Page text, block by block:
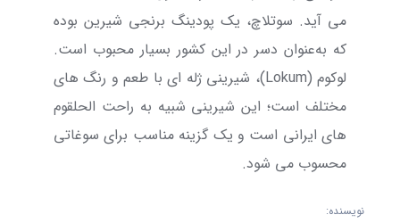
می آید. سوتلاچ، یک پودینگ برنجی شیرین بوده
که به‌عنوان دسر در این کشور بسیار محبوب است.
لوکوم (Lokum)، شیرینی ژله ای با طعم و رنگ های
مختلف است؛ این شیرینی شبیه به راحت الحلقوم
های ایرانی است و یک گزینه مناسب برای سوغاتی
محسوب می شود.
نویسنده: